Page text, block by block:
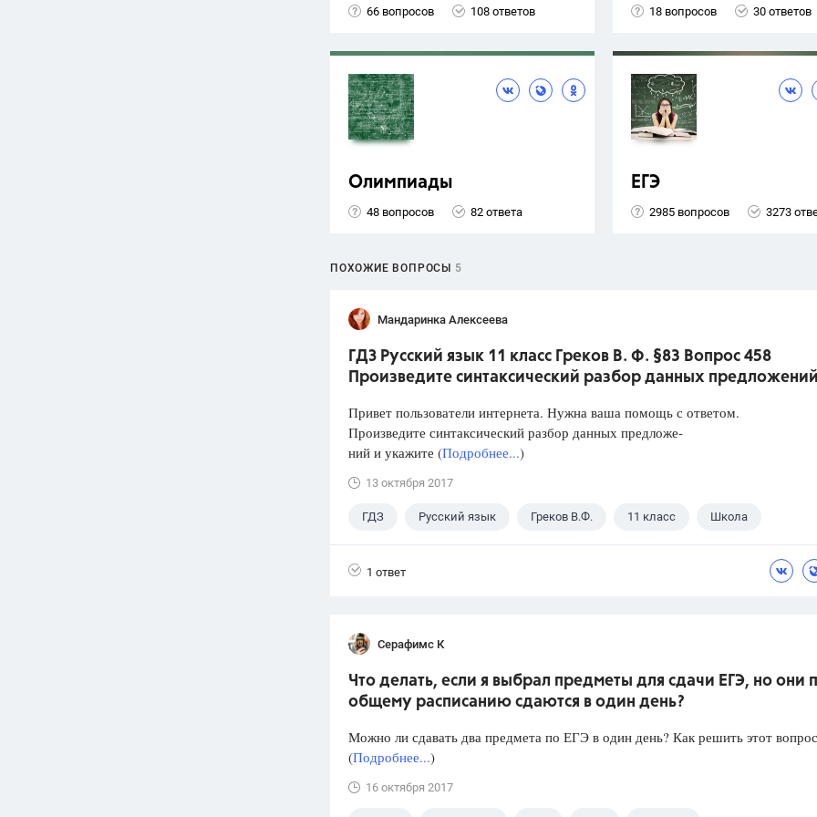
66 вопросов 108 ответов 18 вопросов 30 ответов
Олимпиады
48 вопросов 82 ответа
ЕГЭ
2985 вопросов 3273
ПОХОЖИЕ ВОПРОСЫ 5
Мандаринка Алексеева
ГДЗ Русский язык 11 класс Греков В. Ф. §83 Вопрос 458
Произведите синтаксический разбор данных
Привет пользователи интернета. Нужна ваша помощь с ответом.
Произведите синтаксический разбор данных предложе-
ний и укажите (Подробнее...)
13 октября 2017
ГДЗ Русский язык Греков В.Ф. 11 класс Школа
1 ответ
Серафимс К
Что делать, если я выбрал предметы для сдачи ЕГЭ, но они
общему расписанию сдаются в один день?
Можно ли сдавать два предмета по ЕГЭ в один день? Как решить этот
(Подробнее...)
16 октября 2017